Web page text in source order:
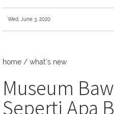
Wed, June 3, 2020
home / what's new
Museum
Seperti Apa